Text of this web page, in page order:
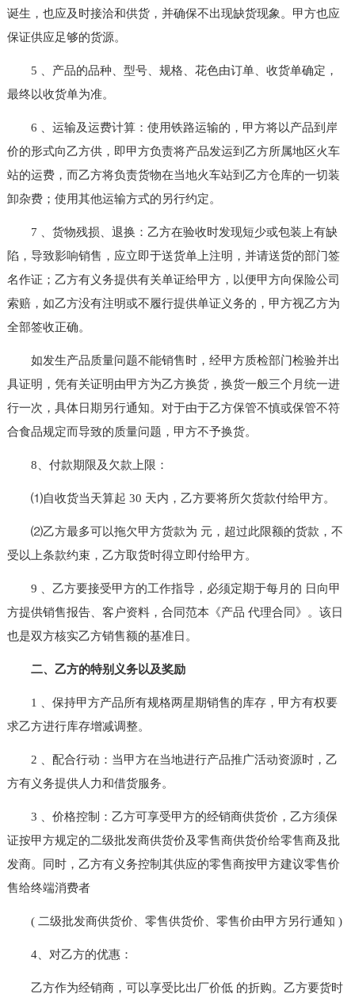
诞生，也应及时接洽和供货，并确保不出现缺货现象。甲方也应
保证供应足够的货源。
5 、产品的品种、型号、规格、花色由订单、收货单确定，
最终以收货单为准。
6 、运输及运费计算：使用铁路运输的，甲方将以产品到岸
价的形式向乙方供，即甲方负责将产品发运到乙方所属地区火车
站的运费，而乙方将负责货物在当地火车站到乙方仓库的一切装
卸杂费；使用其他运输方式的另行约定。
7 、货物残损、退换：乙方在验收时发现短少或包装上有缺
陷，导致影响销售，应立即于送货单上注明，并请送货的部门签
名作证；乙方有义务提供有关单证给甲方，以便甲方向保险公司
索赔，如乙方没有注明或不履行提供单证义务的，甲方视乙方为
全部签收正确。
如发生产品质量问题不能销售时，经甲方质检部门检验并出
具证明，凭有关证明由甲方为乙方换货，换货一般三个月统一进
行一次，具体日期另行通知。对于由于乙方保管不慎或保管不符
合食品规定而导致的质量问题，甲方不予换货。
8、付款期限及欠款上限：
⑴自收货当天算起 30 天内，乙方要将所欠货款付给甲方。
⑵乙方最多可以拖欠甲方货款为 元，超过此限额的货款，不
受以上条款约束，乙方取货时得立即付给甲方。
9 、乙方要接受甲方的工作指导，必须定期于每月的 日向甲
方提供销售报告、客户资料，合同范本《产品 代理合同》。该日
也是双方核实乙方销售额的基准日。
二、乙方的特别义务以及奖励
1 、保持甲方产品所有规格两星期销售的库存，甲方有权要
求乙方进行库存增减调整。
2 、配合行动：当甲方在当地进行产品推广活动资源时，乙
方有义务提供人力和借货服务。
3 、价格控制：乙方可享受甲方的经销商供货价，乙方须保
证按甲方规定的二级批发商供货价及零售商供货价给零售商及批
发商。同时，乙方有义务控制其供应的零售商按甲方建议零售价
售给终端消费者
( 二级批发商供货价、零售供货价、零售价由甲方另行通知 )
4、对乙方的优惠：
乙方作为经销商，可以享受比出厂价低 的折购。乙方要货时